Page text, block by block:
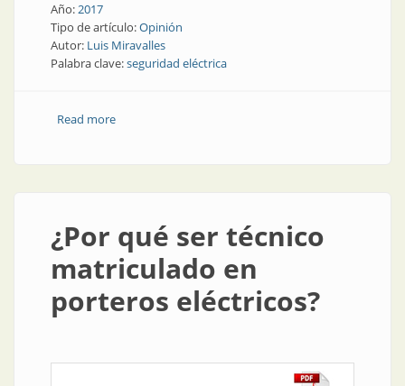
Año:2017
Tipo de artículo:Opinión
Autor: Luis Miravalles
Palabra clave:seguridad eléctrica
Read moreabout Seguridad eléctrica | “Haceme un esquemita”
¿Por qué ser técnico
matriculado en
porteros eléctricos?